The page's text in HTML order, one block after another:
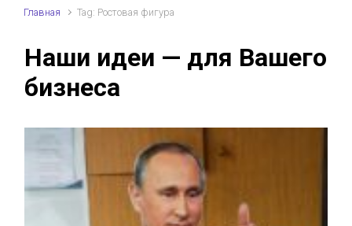
Главная Tag: Ростовая фигура
Наши идеи — для Вашего
бизнеса